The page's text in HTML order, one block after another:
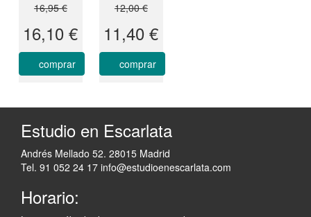
16,95 €
16,10 €
comprar
12,00 €
11,40 €
comprar
Estudio en Escarlata
Andrés Mellado 52. 28015 Madrid
Tel. 91 052 24 17 info@estudioenescarlata.com
Horario: